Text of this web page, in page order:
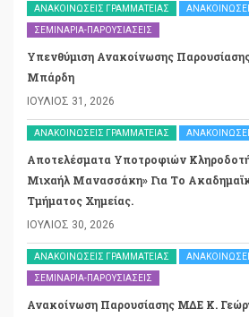
ΑΝΑΚΟΙΝΏΣΕΙΣ ΓΡΑΜΜΑΤΕΊΑΣ
ΣΕΜΙΝΆΡΙΑ-ΠΑΡΟΥΣΙΆΣΕΙΣ
Υπενθύμιση Ανακοίνωσης
Μπάρδη
ΙΟΎΛΙΟΣ 31, 2026
ΑΝΑΚΟΙΝΏΣΕΙΣ ΓΡΑΜΜΑΤΕΊΑΣ
Αποτελέσματα Υποτροφιών
Μιχαήλ Μανασσάκη» Για Το
Τμήματος Χημείας.
ΙΟΎΛΙΟΣ 30, 2026
ΑΝΑΚΟΙΝΏΣΕΙΣ ΓΡΑΜΜΑΤΕΊΑΣ
ΣΕΜΙΝΆΡΙΑ-ΠΑΡΟΥΣΙΆΣΕΙΣ
Ανακοίνωση Παρουσίασης ΜΔΕ Κ.